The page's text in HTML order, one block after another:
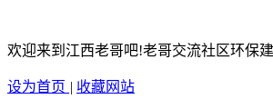
欢迎来到江西老哥吧!老哥交流社区环保
设为首页 | 收藏网站